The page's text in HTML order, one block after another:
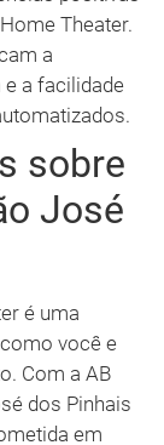
Theater.
a
e a facilidade
sobre
José
é uma
você e
Com a AB
dos Pinhais
em